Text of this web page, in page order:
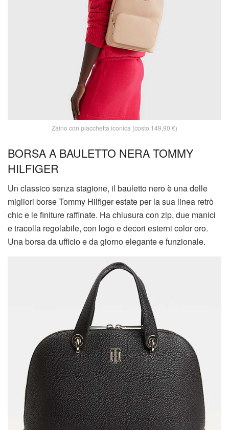
Zaino con placchetta iconica (costo 149,90 €)
BORSA A BAULETTO NERA TOMMY
HILFIGER
Un classico senza stagione, il bauletto nero è una delle
migliori borse Tommy Hilfiger estate per la sua linea retrò
chic e le finiture raffinate. Ha chiusura con zip, due manici
e tracolla regolabile, con logo e decori esterni color oro.
Una borsa da ufficio e da giorno elegante e funzionale.